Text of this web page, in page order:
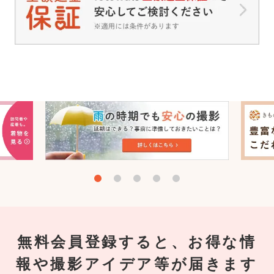
無料会員登録すると、お得な情
報や撮影アイデア等が届きます